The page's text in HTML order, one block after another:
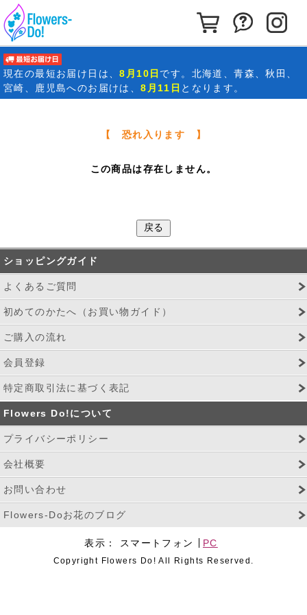
カートを見る
お問い合
現在の最短お届け日 は、8月10日 です。北海道、青森、秋田、
宮崎、鹿児島へのお届けは、8月11日 となります。
【 恐れ入ります 】
この商品は存在しません。
ショッピングガイド
よくあるご質問
初めてのかたへ（お買い物ガイド）
ご購入の流れ
会員登録
特定商取引法に基づく表記
Flowers Do!について
プライバシーポリシー
会社概要
お問い合わせ
Flowers-Doお花のブログ
表示： スマートフォン PC
Copyright Flowers Do! All Rights Reserved.